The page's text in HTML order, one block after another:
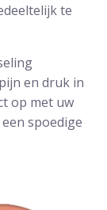
te
en druk in
op met uw
spoedige